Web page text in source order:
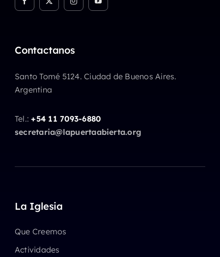
Contactanos
Santo Tomé 5124. Ciudad de Buenos Aires.
Argentina
Tel.:+54 11 7093-6880
secretaria@lapuertaabierta.org
La Iglesia
Que Creemos
Actividades